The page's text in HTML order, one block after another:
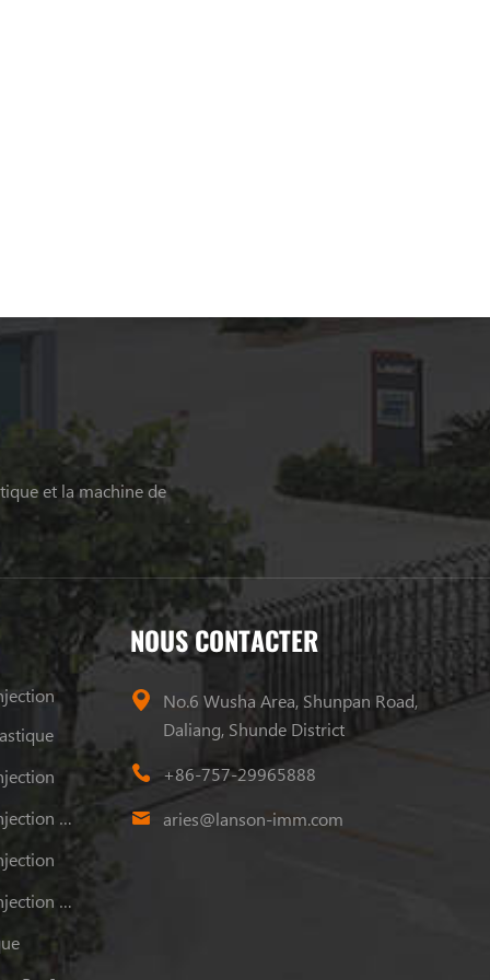
et la machine de
Machine De Moulage Par Injection Plastique
Machine De Moulage Par Injection Plastique
NOUS CONTACTER
No.6 Wusha Area, Shunpan Road,
Daliang, Shunde District
+86-757-29965888
aries@lanson-imm.com